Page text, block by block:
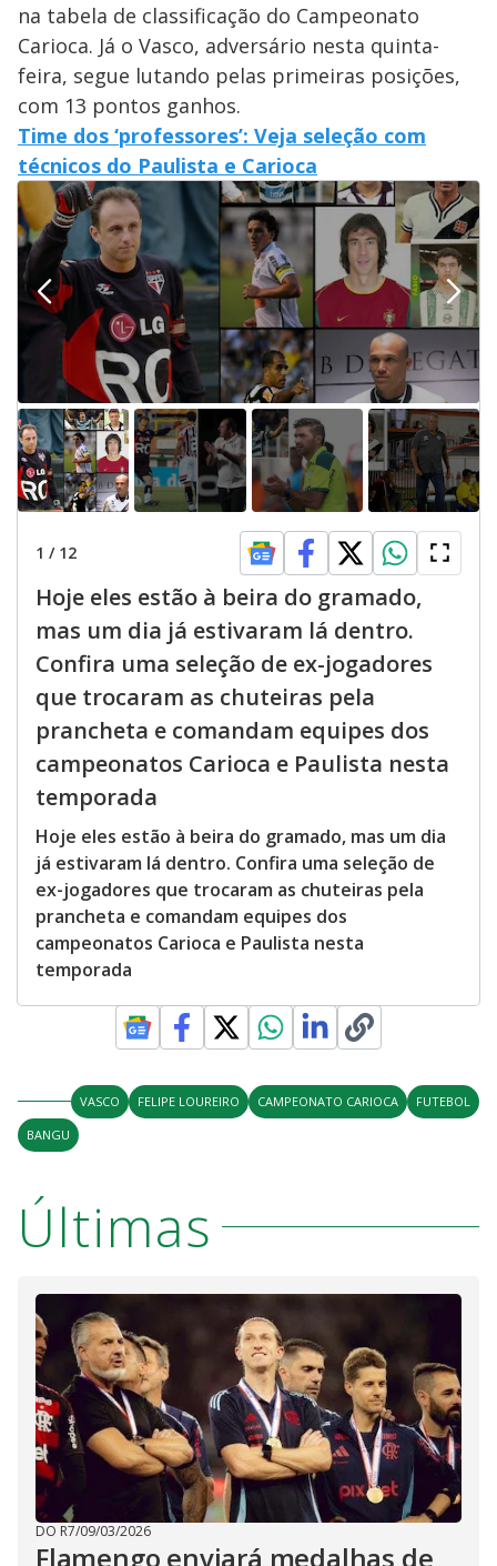
na tabela de classificação do Campeonato
Carioca. Já o Vasco, adversário nesta quinta-
feira, segue lutando pelas primeiras posições,
com 13 pontos ganhos.
Time dos ‘professores’: Veja seleção com
técnicos do Paulista e Carioca
1 / 12
Hoje eles estão à beira do gramado,
mas um dia já estivaram lá dentro.
Confira uma seleção de ex-jogadores
que trocaram as chuteiras pela
prancheta e comandam equipes dos
campeonatos Carioca e Paulista nesta
temporada
Hoje eles estão à beira do gramado, mas um dia
já estivaram lá dentro. Confira uma seleção de
ex-jogadores que trocaram as chuteiras pela
prancheta e comandam equipes dos
campeonatos Carioca e Paulista nesta
temporada
VASCO FELIPE LOUREIRO CAMPEONATO CARIOCA
FUTEBOL
BANGU
Últimas
DO R7/09/03/2026
Flamengo enviará medalhas de